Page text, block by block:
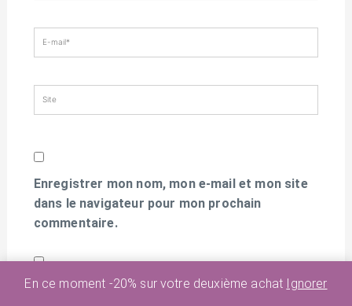
En ce moment -20% sur votre deuxième achat Ignorer
E-
mail*
Site
Enregistrer mon nom, mon e-mail et mon site
dans le navigateur pour mon prochain
commentaire.
Prévenez-moi de tous les nouveaux